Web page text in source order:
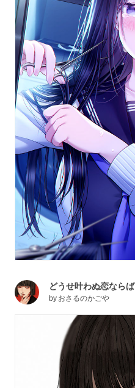
どうせ叶わぬ恋ならば
by おさるのかごや